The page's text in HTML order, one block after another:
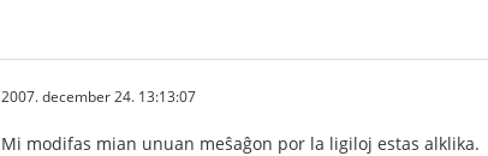
2007. december 24. 13:13:07
Mi modifas mian unuan meŝaĝon por la ligiloj estas alklika.